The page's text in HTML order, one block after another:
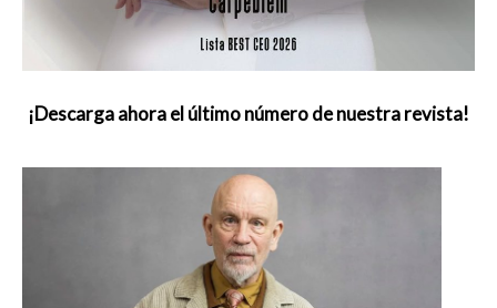
¡Descarga ahora el último número de nuestra revista!